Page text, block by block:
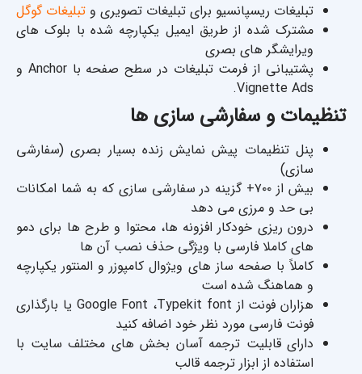
تبلیغات ریسپانسیو برای تبلیغات تصویری و تبلیغات گوگل
مشترک شده از طریق ایمیل یکپارچه شده با بلوک های
ویرایشگر های بصری
پشتیبانی از فرمت تبلیغات در سطح صفحه با Anchor و
Vignette Ads.
تنظیمات و سفارشی سازی ها
پنل تنظیمات پیش نمایش زنده بسیار بصری (سفارشی
سازی)
بیش از ۷۰۰+ گزینه در سفارشی سازی که به شما امکانات
بی حد و مرزی می دهد
درون ریزی خودکار افزونه ها، محتوا و طرح ها برای دمو
های کاملا فارسی با ویژگی حذف نصب آن ها
کاملاً با صفحه ساز های ویژوال کامپوزر و المنتور یکپارچه
و هماهنگ شده است
هزاران فونت از Google Font ،Typekit font یا بارگذاری
فونت فارسی مورد نظر خود اضافه کنید
دارای قابلیت ترجمه آسان بخش های مختلف سایت با
استفاده از ابزار ترجمه قالب